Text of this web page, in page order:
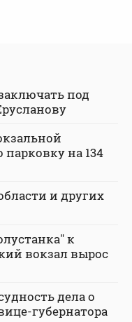
под
на 134
и других
к
вокзал вырос
дела о
губернатора